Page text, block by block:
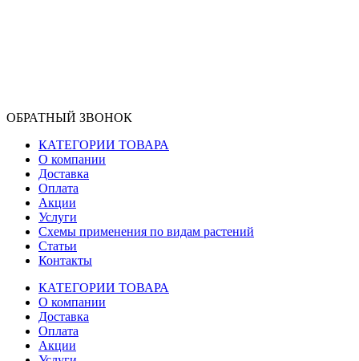
ОБРАТНЫЙ ЗВОНОК
КАТЕГОРИИ ТОВАРА
О компании
Доставка
Оплата
Акции
Услуги
Схемы применения по видам растений
Статьи
Контакты
КАТЕГОРИИ ТОВАРА
О компании
Доставка
Оплата
Акции